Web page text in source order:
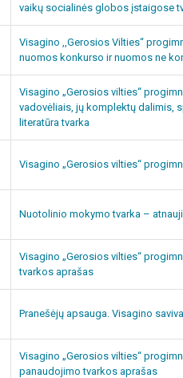
vaikų socialinės globos įstaigose
Visagino ,,Gerosios Vilties‘‘
nuomos konkurso ir nuomos ne
Visagino „Gerosios vilties“
vadovėliais, jų komplektų dalimis,
literatūra tvarka
Visagino „Gerosios vilties“
Nuotolinio mokymo tvarka –
Visagino „Gerosios vilties“
tvarkos aprašas
Pranešėjų apsauga. Visagino
Visagino „Gerosios vilties“
panaudojimo tvarkos aprašas